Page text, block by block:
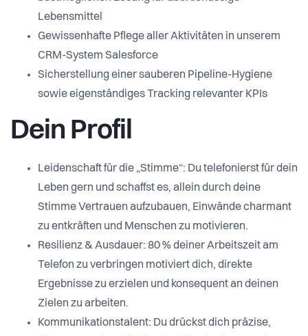
Lebensmittel
Gewissenhafte Pflege aller Aktivitäten in unserem
CRM-System Salesforce
Sicherstellung einer sauberen Pipeline-Hygiene
sowie eigenständiges Tracking relevanter KPIs
Dein Profil
Leidenschaft für die „Stimme“: Du telefonierst für dein
Leben gern und schaffst es, allein durch deine
Stimme Vertrauen aufzubauen, Einwände charmant
zu entkräften und Menschen zu motivieren.
Resilienz & Ausdauer: 80 % deiner Arbeitszeit am
Telefon zu verbringen motiviert dich, direkte
Ergebnisse zu erzielen und konsequent an deinen
Zielen zu arbeiten.
Kommunikationstalent: Du drückst dich präzise,